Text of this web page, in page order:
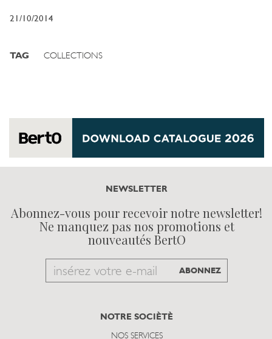
21/10/2014
TAG COLLECTIONS
NEWSLETTER
Abonnez-vous pour recevoir notre newsletter!
Ne manquez pas nos promotions et
nouveautés BertO
Email
subscribe
ABONNEZ
NOTRE SOCIÈTÈ
NOS SERVICES